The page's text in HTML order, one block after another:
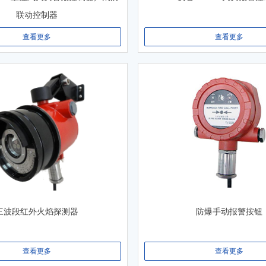
联动控制器
查看更多 查看更多
波段红外火焰探测器
查看更多
防爆手动报警按钮
查看更多